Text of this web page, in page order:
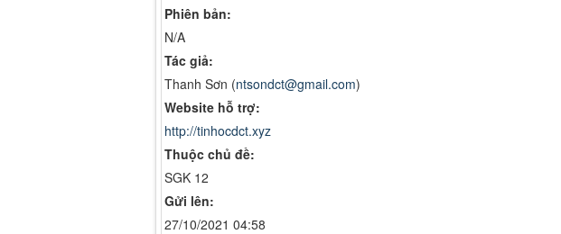
Phiên bản:
N/A
Tác giả:
Thanh Sơn (ntsondct@gmail.com)
Website hỗ trợ:
http://tinhocdct.xyz
Thuộc chủ đề:
SGK 12
Gửi lên:
27/10/2021 04:58